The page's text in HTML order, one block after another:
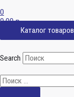
0
0,00р.
Каталог товаров
Search